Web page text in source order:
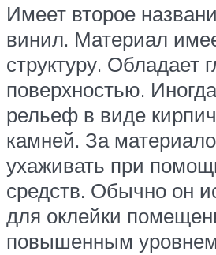
Имеет второе
винил. Материал
структуру. Обладает
поверхностью.
рельеф в виде
камней. За
ухаживать при
средств. Обычно он
для оклейки
повышенным